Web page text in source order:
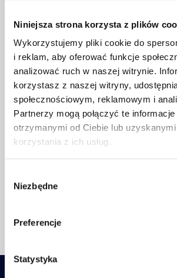
Niniejsza strona korzysta z plików
Wykorzystujemy pliki cookie do
i reklam, aby oferować funkcje
analizować ruch w naszej witrynie.
korzystasz z naszej witryny,
społecznościowym, reklamowym i
Partnerzy mogą połączyć te
otrzymanymi od Ciebie lub
korzystania z ich usług.
Niezbędne
Preferencje
Statystyka
Wprowadzenie do
Ochrona danych i prywatność
Analiza zagrożeń i reagowanie
Bezpieczeństwo aplikacji i baz
Sieci komputerowe i ataki
Świadomie oraz bezpieczne
Każdy z modułów liczy 10 godzin
podstawowy szkolenia obejmuje
Zamawiający może także
dowolne moduły szkolenia